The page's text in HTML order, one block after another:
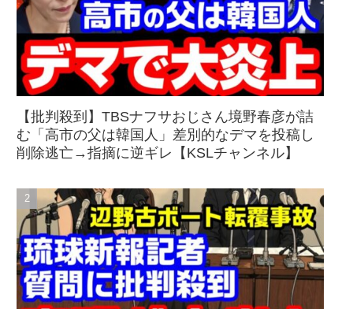
【批判殺到】TBSナフサおじさん境野春彦が詰
む「高市の父は韓国人」差別的なデマを投稿し
削除逃亡→指摘に逆ギレ【KSLチャンネル】